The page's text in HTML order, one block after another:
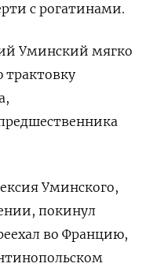
с рогатинами.
Уминский мягко
трактовку
Уминского,
покинул
во Францию,